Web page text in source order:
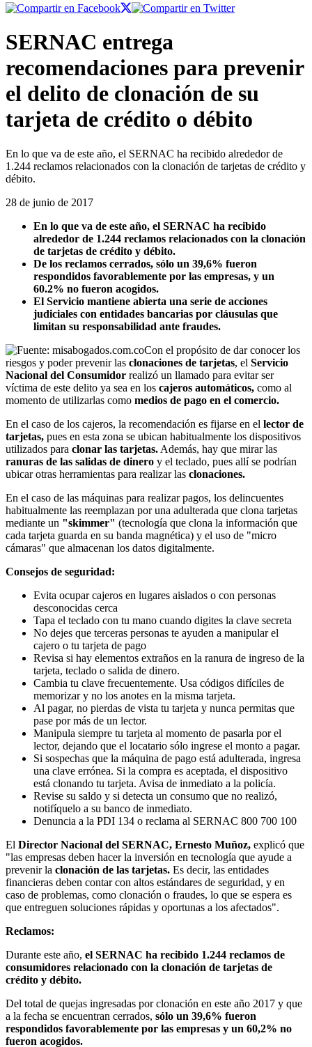
SERNAC entrega
recomendaciones para prevenir
el delito de clonación de su
tarjeta de crédito o débito
En lo que va de este año, el SERNAC ha recibido alrededor de
1.244 reclamos relacionados con la clonación de tarjetas de crédito y
débito.
28 de junio de 2017
En lo que va de este año, el SERNAC ha recibido
alrededor de 1.244 reclamos relacionados con la clonación
de tarjetas de crédito y débito.
De los reclamos cerrados, sólo un 39,6% fueron
respondidos favorablemente por las empresas, y un
60.2% no fueron acogidos.
El Servicio mantiene abierta una serie de acciones
judiciales con entidades bancarias por cláusulas que
limitan su responsabilidad ante fraudes.
Con el propósito de dar conocer los
riesgos y poder prevenir las clonaciones de tarjetas, el Servicio
Nacional del Consumidor realizó un llamado para evitar ser
víctima de este delito ya sea en los cajeros automáticos, como al
momento de utilizarlas como medios de pago en el comercio.
En el caso de los cajeros, la recomendación es fijarse en el lector de
tarjetas, pues en esta zona se ubican habitualmente los dispositivos
utilizados para clonar las tarjetas. Además, hay que mirar las
ranuras de las salidas de dinero y el teclado, pues allí se podrían
ubicar otras herramientas para realizar las clonaciones.
En el caso de las máquinas para realizar pagos, los delincuentes
habitualmente las reemplazan por una adulterada que clona tarjetas
mediante un "skimmer" (tecnología que clona la información que
cada tarjeta guarda en su banda magnética) y el uso de "micro
cámaras" que almacenan los datos digitalmente.
Consejos de seguridad:
Evita ocupar cajeros en lugares aislados o con personas
desconocidas cerca
Tapa el teclado con tu mano cuando digites la clave secreta
No dejes que terceras personas te ayuden a manipular el
cajero o tu tarjeta de pago
Revisa si hay elementos extraños en la ranura de ingreso de la
tarjeta, teclado o salida de dinero.
Cambia tu clave frecuentemente. Usa códigos difíciles de
memorizar y no los anotes en la misma tarjeta.
Al pagar, no pierdas de vista tu tarjeta y nunca permitas que
pase por más de un lector.
Manipula siempre tu tarjeta al momento de pasarla por el
lector, dejando que el locatario sólo ingrese el monto a pagar.
Si sospechas que la máquina de pago está adulterada, ingresa
una clave errónea. Si la compra es aceptada, el dispositivo
está clonando tu tarjeta. Avisa de inmediato a la policía.
Revise su saldo y si detecta un consumo que no realizó,
notifíquelo a su banco de inmediato.
Denuncia a la PDI 134 o reclama al SERNAC 800 700 100
El Director Nacional del SERNAC, Ernesto Muñoz, explicó que
"las empresas deben hacer la inversión en tecnología que ayude a
prevenir la clonación de las tarjetas. Es decir, las entidades
financieras deben contar con altos estándares de seguridad, y en
caso de problemas, como clonación o fraudes, lo que se espera es
que entreguen soluciones rápidas y oportunas a los afectados".
Reclamos:
Durante este año, el SERNAC ha recibido 1.244 reclamos de
consumidores relacionado con la clonación de tarjetas de
crédito y débito.
Del total de quejas ingresadas por clonación en este año 2017 y que
a la fecha se encuentran cerrados, sólo un 39,6% fueron
respondidos favorablemente por las empresas y un 60,2% no
fueron acogidos.